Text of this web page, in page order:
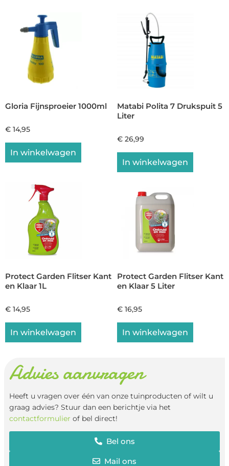
Gloria Fijnsproeier 1000ml
€ 14,95
In winkelwagen
Matabi Polita 7 Drukspuit 5
Liter
€ 26,99
In winkelwagen
Protect Garden Flitser Kant
en Klaar 1L
€ 14,95
In winkelwagen
Protect Garden Flitser Kant
en Klaar 5 Liter
€ 16,95
In winkelwagen
Advies aanvragen
Heeft u vragen over één van onze tuinproducten of wilt u
graag advies? Stuur dan een berichtje via het
contactformulier of bel direct!
Bel ons
Mail ons